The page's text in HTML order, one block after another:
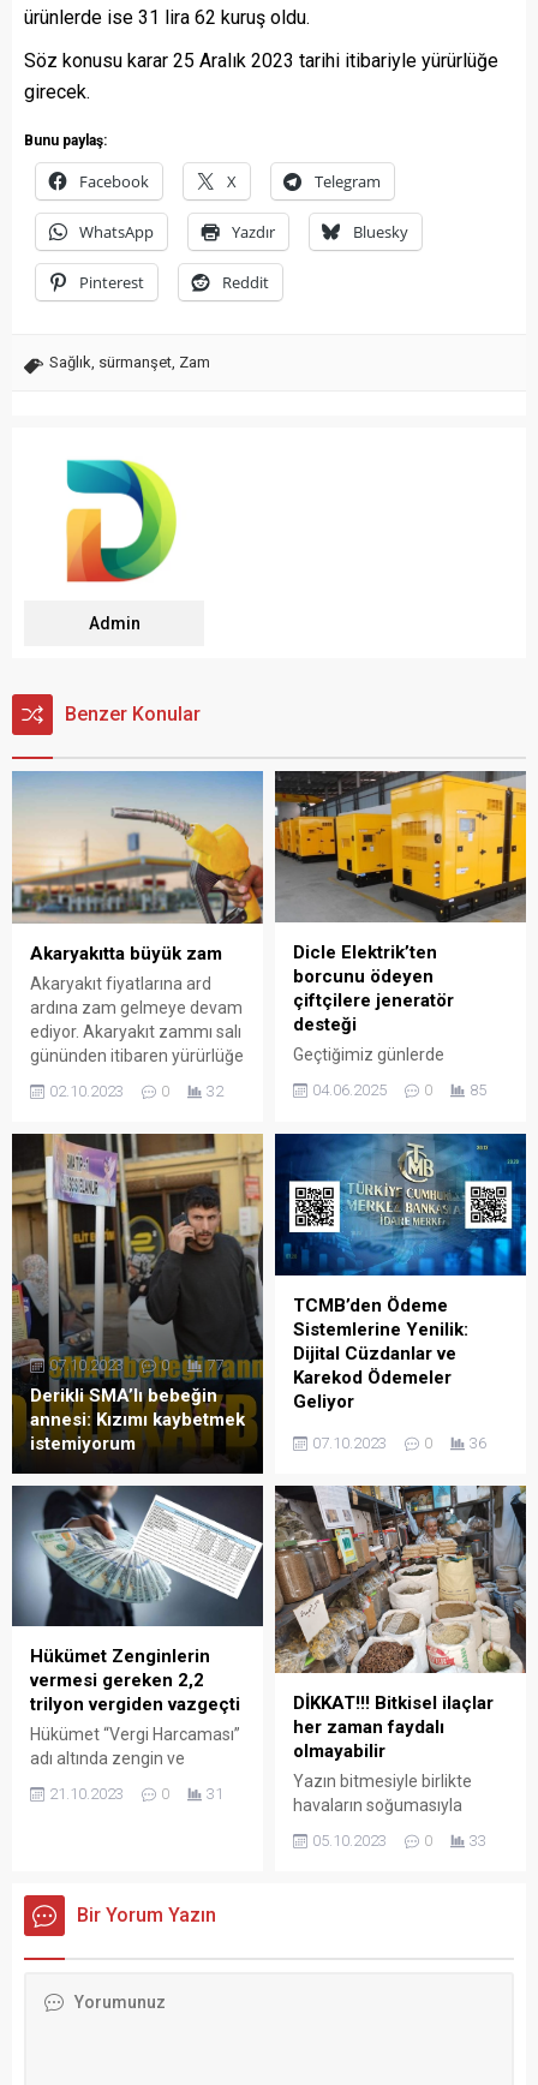
ürünlerde ise 31 lira 62 kuruş oldu.
Söz konusu karar 25 Aralık 2023 tarihi itibariyle yürürlüğe
girecek.
Bunu paylaş:
Facebook X Telegram
WhatsApp Yazdır Bluesky
Pinterest Reddit
Sağlık, sürmanşet, Zam
Admin
Benzer Konular
Akaryakıtta büyük zam
Akaryakıt fiyatlarına ard
ardına zam gelmeye devam
ediyor. Akaryakıt zammı salı
gününden itibaren yürürlüğe
02.10.2023 0 32
Dicle Elektrik’ten
borcunu ödeyen
çiftçilere jeneratör
desteği
Geçtiğimiz günlerde
abonelerine yönelik borç
Elektrik, bu kez Mardin’de
yeni bir destek uygulamasını
devreye aldı. Borcunu
ödeyen çiftçilere sulama
sezonunda mağduriyet
yaşatmamak için jeneratör
dağıtımına başlayacağını
açıklayan şirket, yakıt ve
kurulum dahil tüm
masrafları karşılayacak.
04.06.2025 0 85
Derikli SMA’lı bebeğin
annesi: Kızımı kaybetmek
istemiyorum
07.10.2023 0 77
TCMB’den Ödeme
Sistemlerine Yenilik:
Dijital Cüzdanlar ve
Karekod Ödemeler
Geliyor
Bankası, Resmî Gazete’de
cüzdanlar ve karekod ile
güvenli ödemelerin önünü
açıyor.
07.10.2023 0 36
Hükümet Zenginlerin
vermesi gereken 2,2
trilyon vergiden vazgeçti
Hükümet “Vergi Harcaması”
adı altında zengin ve
alınan 2 trilyon 210 milyar
21.10.2023 0 31
DİKKAT!!! Bitkisel ilaçlar
her zaman faydalı
olmayabilir
Yazın bitmesiyle birlikte
havaların soğumasıyla
mevsimsel geçiş
hastalıklarını kapılarını açtı.
05.10.2023 0 33
Bir Yorum Yazın